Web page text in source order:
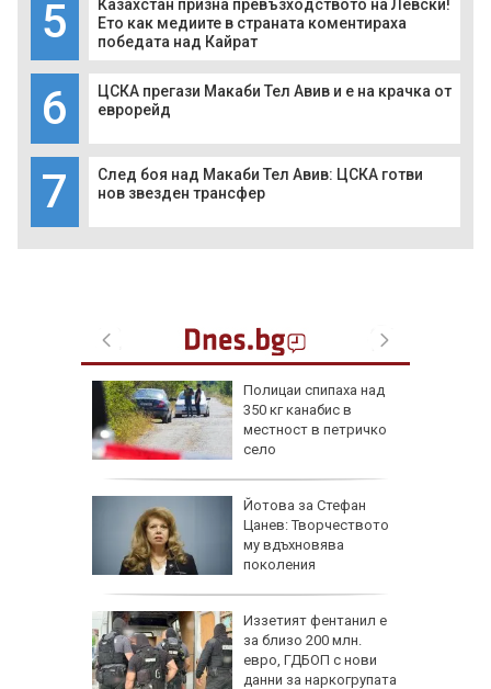
5
Казахстан призна превъзходството на Левски!
Ето как медиите в страната коментираха
победата над Кайрат
6
ЦСКА прегази Макаби Тел Авив и е на крачка от
еврорейд
7
След боя над Макаби Тел Авив: ЦСКА готви
нов звезден трансфер
Полицаи спипаха над
350 кг канабис в
местност в петричко
село
Йотова за Стефан
Цанев: Творчеството
му вдъхновява
поколения
Иззетият фентанил е
за близо 200 млн.
евро, ГДБОП с нови
данни за наркогрупата